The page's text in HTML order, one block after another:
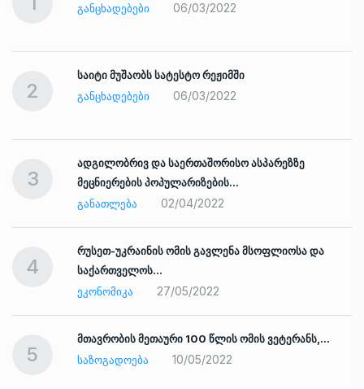
ᲒᲐᲜᲪᲮᲐᲓᲔᲑᲔᲑᲘ 06/03/2022
2
საიტი მუშაობს სატესტო რეჟიმში
ᲒᲐᲜᲪᲮᲐᲓᲔᲑᲔᲑᲘ
06/03/2022
3
ადგილობრივ და საერთაშორისო ასპარეზზე
მეცნიერების პოპულარიზების…
ᲒᲐᲜᲐᲗᲚᲔᲑᲐ
02/04/2022
4
რუსეთ-უკრაინის ომის გავლენა მსოფლიოსა და
საქართველოს…
ᲔᲙᲝᲜᲝᲛᲘᲙᲐ
27/05/2022
5
მთავრობის მეთაური 100 წლის ომის ვეტერანს,…
ᲡᲐᲖᲝᲒᲐᲓᲝᲔᲑᲐ
10/05/2022